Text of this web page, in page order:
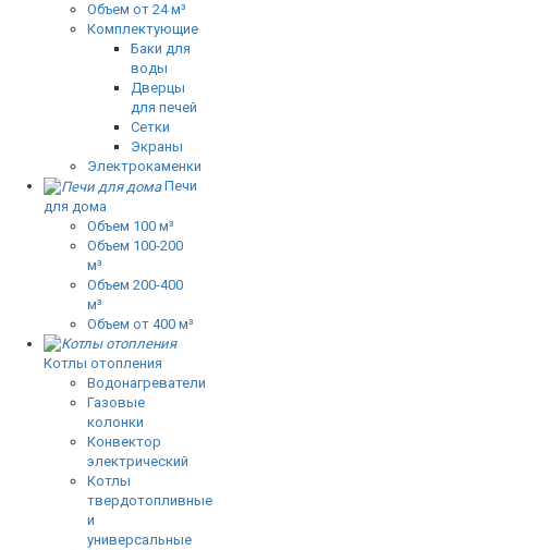
Объем от 24 м³
Комплектующие
Баки для
воды
Дверцы
для печей
Сетки
Экраны
Электрокаменки
Печи
для дома
Объем 100 м³
Объем 100-200
м³
Объем 200-400
м³
Объем от 400 м³
Котлы отопления
Водонагреватели
Газовые
колонки
Конвектор
электрический
Котлы
твердотопливные
и
универсальные